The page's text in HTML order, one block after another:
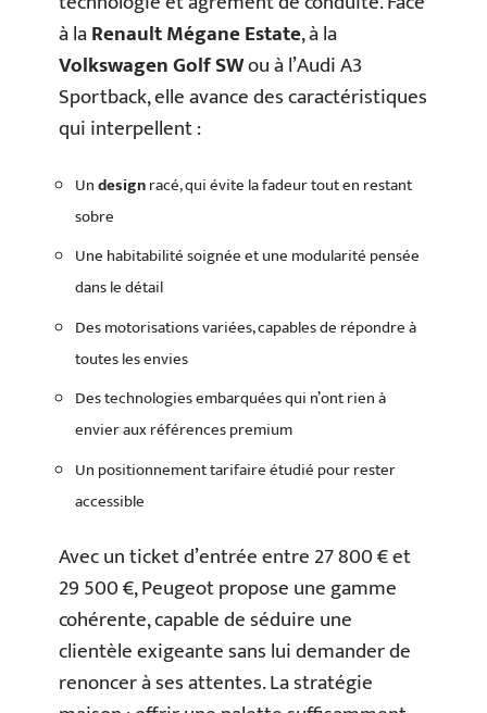
à laRenault Mégane Estate, à la
Volkswagen Golf SWou à l’Audi A3
Sportback, elle avance des caractéristiques
qui interpellent :
Undesignracé, qui évite la fadeur tout en restant
sobre
Une habitabilité soignée et une modularité pensée
dans le détail
Des motorisations variées, capables de répondre à
toutes les envies
Des technologies embarquées qui n’ont rien à
envier aux références premium
Un positionnement tarifaire étudié pour rester
accessible
Avec un ticket d’entrée entre 27 800 € et
29 500 €, Peugeot propose une gamme
cohérente, capable de séduire une
clientèle exigeante sans lui demander de
renoncer à ses attentes. La stratégie